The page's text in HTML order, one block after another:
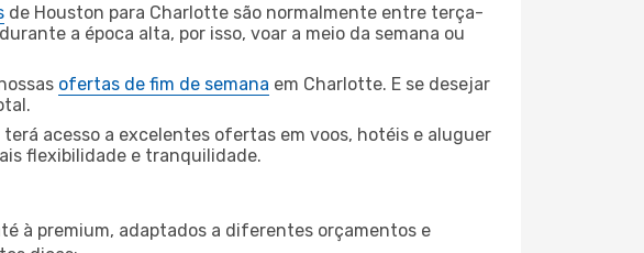
de Houston para Charlotte são normalmente entre terça-
a época alta, por isso, voar a meio da semana ou
ofertas de fim de semana em Charlotte. E se desejar
terá acesso a excelentes ofertas em voos, hotéis e aluguer
flexibilidade e tranquilidade.
à premium, adaptados a diferentes orçamentos e